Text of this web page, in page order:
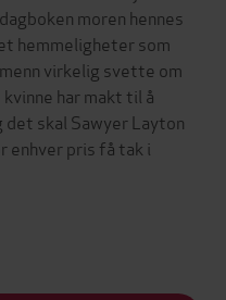
moren hennes
hemmeligheter som
virkelig svette om
har makt til å
skal Sawyer Layton
enhver pris få tak i